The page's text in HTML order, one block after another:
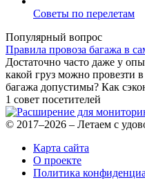
Советы по перелетам
Популярный вопрос
Правила провоза багажа в
Достаточно часто даже у
какой груз можно провезти
багажа допустимы? Как
1 совет посетителей
© 2017–2026 – Летаем с
Карта сайта
О проекте
Политика